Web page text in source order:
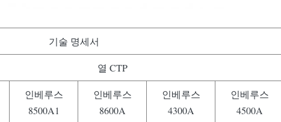
기술 명세서
열 CTP
인베루스
8500A1
인베루스
8600A
인베루스
4300A
인베루스
4500A